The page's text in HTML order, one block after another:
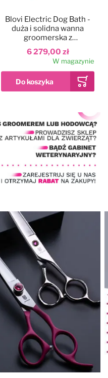
6 279,00 zł
Blovi Electric Dog Bath -
duża i solidna wanna
groomerska z
podnośnikiem
elektrycznym i
wysięgnikiem
dwustronnym, szara
W magazynie